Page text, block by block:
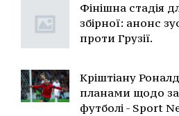
Фінішна стадія
збірної: анонс
проти Грузії.
Кріштіану
планами щодо
футболі - Sport